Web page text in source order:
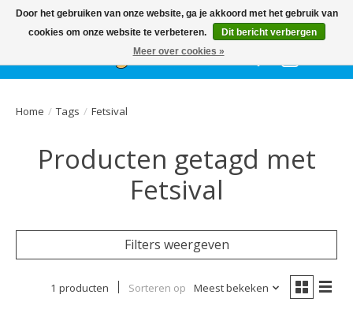
HetGEHELE jaar, grote collectie feestkleding & accessoires |
Ballonnen | Schmink | Bedrukking | Altijd gratis parkeren
Verlanglijst
Home / Tags / Fetsival
Producten getagd met
Fetsival
Filters weergeven
1 producten Sorteren op Meest bekeken
Door het gebruiken van onze website, ga je akkoord met het gebruik van
cookies om onze website te verbeteren.
Dit bericht verbergen
Meer over cookies »